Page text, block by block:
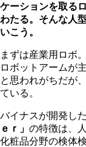
ケーションを取る
わたる。そんな人
いこう。
まずは産業用ロボ
ロボットアームが
と思われがちだが
ている。
バイナスが開発した
ｅｒ」 の特徴は、
化粧品分野の検体